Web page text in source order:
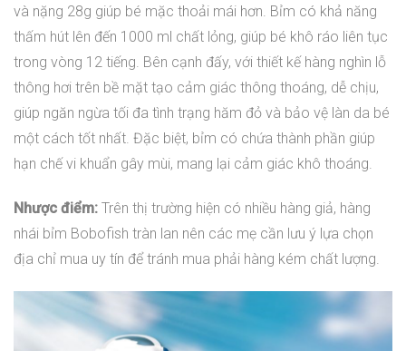
và nặng 28g giúp bé mặc thoải mái hơn. Bỉm có khả năng
thấm hút lên đến 1000 ml chất lỏng, giúp bé khô ráo liên tục
trong vòng 12 tiếng. Bên cạnh đấy, với thiết kế hàng nghìn lỗ
thông hơi trên bề mặt tạo cảm giác thông thoáng, dễ chịu,
giúp ngăn ngừa tối đa tình trạng hăm đỏ và bảo vệ làn da bé
một cách tốt nhất. Đặc biệt, bỉm có chứa thành phần giúp
hạn chế vi khuẩn gây mùi, mang lại cảm giác khô thoáng.
Nhược điểm: Trên thị trường hiện có nhiều hàng giả, hàng
nhái bỉm Bobofish tràn lan nên các mẹ cần lưu ý lựa chọn
địa chỉ mua uy tín để tránh mua phải hàng kém chất lượng.